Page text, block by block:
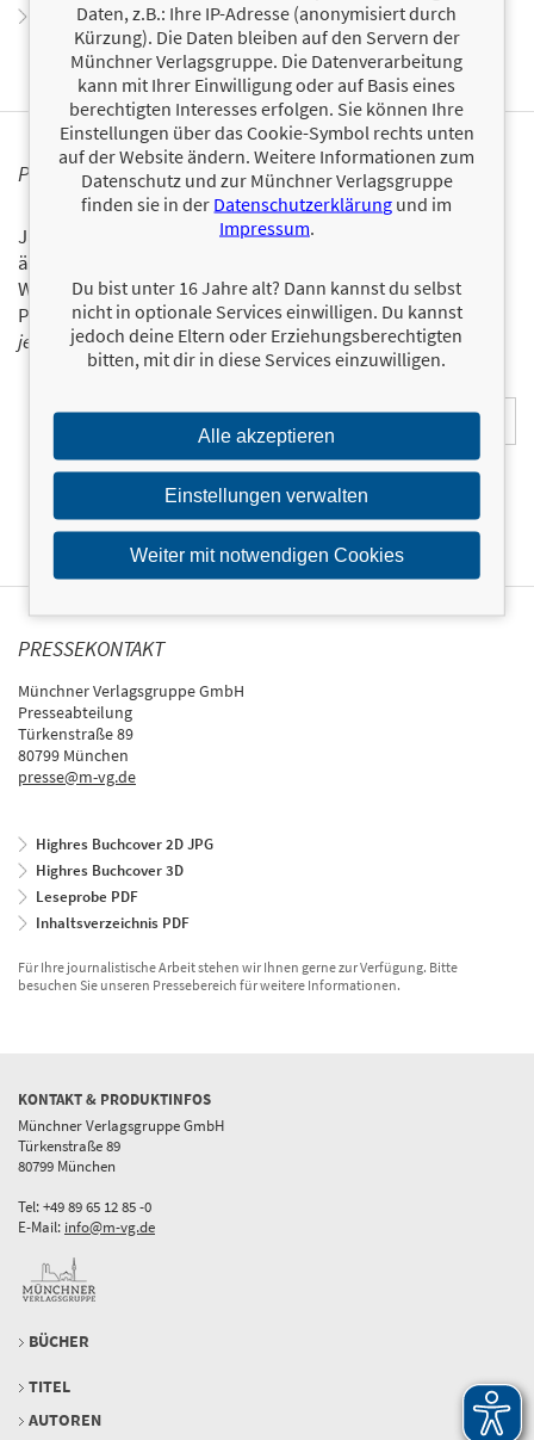
Zum Profil von Bruno Vincent
PERSONALISIERTE PRODUKTINFORMATIONEN
Ja, ich will über interessante Neuerscheinungen und
ähnliche Produkte informiert werden.
Wir halten Sie per E-Mail auf dem aktuellen Stand über das
Programm der Münchner Verlagsgruppe.Tragen Sie sich
jetzt ein!
PRESSEKONTAKT
Münchner Verlagsgruppe GmbH
Presseabteilung
Türkenstraße 89
80799 München
presse@m-vg.de
Highres Buchcover 2D JPG
Highres Buchcover 3D
Leseprobe PDF
Inhaltsverzeichnis PDF
Für Ihre journalistische Arbeit stehen wir Ihnen gerne zur Verfügung. Bitte
besuchen Sie unseren Pressebereich für weitere Informationen.
KONTAKT & PRODUKTINFOS
Münchner Verlagsgruppe GmbH
Türkenstraße 89
80799 München
Tel: +49 89 65 12 85 -0
E-Mail: info@m-vg.de
BÜCHER
TITEL
AUTOREN
Daten, z.B.: Ihre IP-Adresse (anonymisiert durch
Kürzung). Die Daten bleiben auf den Servern der
Münchner Verlagsgruppe. Die Datenverarbeitung
kann mit Ihrer Einwilligung oder auf Basis eines
berechtigten Interesses erfolgen. Sie können Ihre
Einstellungen über das Cookie-Symbol rechts unten
auf der Website ändern. Weitere Informationen zum
Datenschutz und zur Münchner Verlagsgruppe
finden sie in der Datenschutzerklärung und im
Impressum.
Du bist unter 16 Jahre alt? Dann kannst du selbst
nicht in optionale Services einwilligen. Du kannst
jedoch deine Eltern oder Erziehungsberechtigten
bitten, mit dir in diese Services einzuwilligen.
Alle akzeptieren
Einstellungen verwalten
Weiter mit notwendigen Cookies